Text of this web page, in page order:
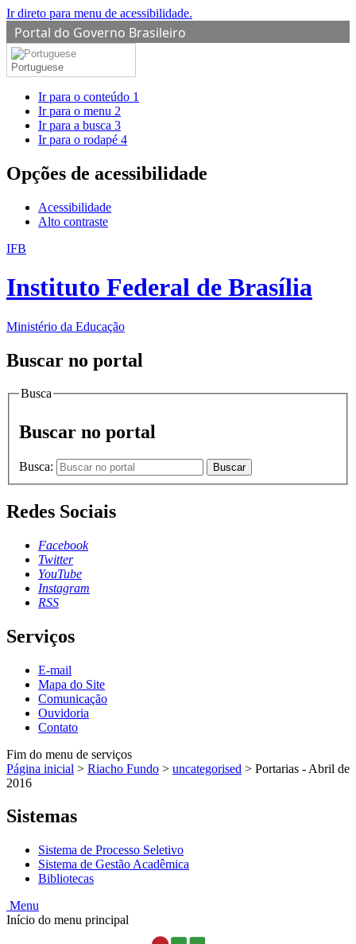
Ir direto para menu de acessibilidade.
Portal do Governo Brasileiro
Portuguese
Ir para o conteúdo 1
Ir para o menu 2
Ir para a busca 3
Ir para o rodapé 4
Opções de acessibilidade
Acessibilidade
Alto contraste
IFB
Instituto Federal de Brasília
Ministério da Educação
Buscar no portal
Busca
Buscar no portal
Busca: Buscar
Redes Sociais
Facebook
Twitter
YouTube
Instagram
RSS
Serviços
E-mail
Mapa do Site
Comunicação
Ouvidoria
Contato
Fim do menu de serviços
Página inicial > Riacho Fundo > uncategorised > Portarias - Abril de
2016
Sistemas
Sistema de Processo Seletivo
Sistema de Gestão Acadêmica
Bibliotecas
Menu
Início do menu principal